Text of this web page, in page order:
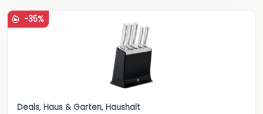
-35%
Deals, Haus & Garten, Haushalt